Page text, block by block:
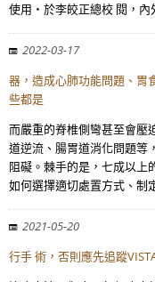
使用‧於李皎正總校 閱，內
2022-03-17
器，造成心肺功能問題、胃
些都是
而嚴重的脊椎側彎甚至會壓
道逆流、腸胃道消化問題等
阻礙。棘手的是，七成以上
如何選擇適切處置方式、制
2021-05-20
行手 術，否則應先追蹤